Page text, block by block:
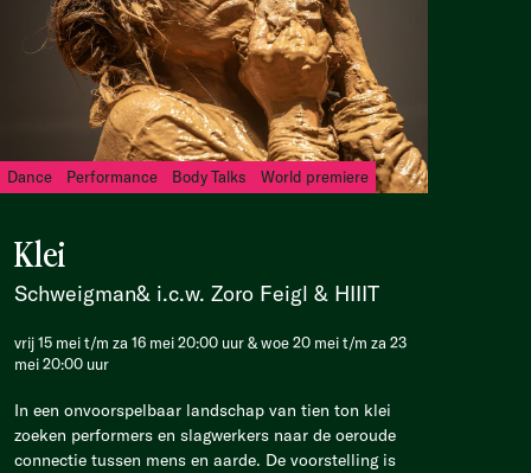
Dance Performance Body Talks World premiere
Klei
Schweigman& i.c.w. Zoro Feigl & HIIIT
vrij 15 mei t/m za 16 mei 20:00 uur & woe 20 mei t/m za 23
mei 20:00 uur
In een onvoorspelbaar landschap van tien ton klei
zoeken performers en slagwerkers naar de oeroude
connectie tussen mens en aarde. De voorstelling is